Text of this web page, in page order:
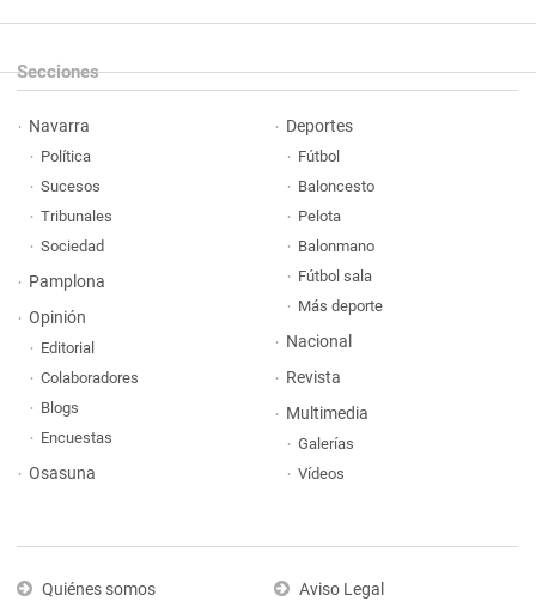
Secciones
Navarra
Política
Sucesos
Tribunales
Sociedad
Pamplona
Opinión
Editorial
Colaboradores
Blogs
Encuestas
Osasuna
Deportes
Fútbol
Baloncesto
Pelota
Balonmano
Fútbol sala
Más deporte
Nacional
Revista
Multimedia
Galerías
Vídeos
Quiénes somos
Aviso Legal